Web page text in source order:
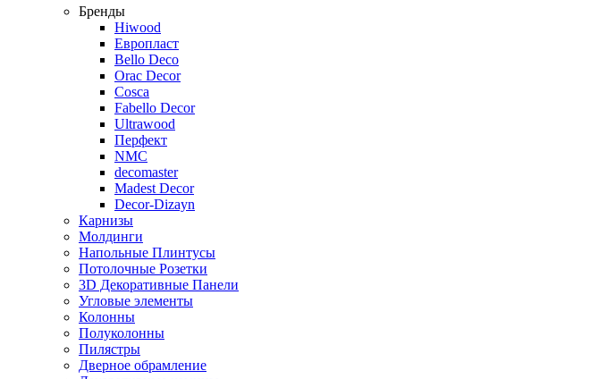
Бренды
Hiwood
Европласт
Bello Deco
Orac Decor
Cosca
Fabello Decor
Ultrawood
Перфект
NMC
decomaster
Madest Decor
Decor-Dizayn
Карнизы
Молдинги
Напольные Плинтусы
Потолочные Розетки
3D Декоративные Панели
Угловые элементы
Колонны
Полуколонны
Пилястры
Дверное обрамление